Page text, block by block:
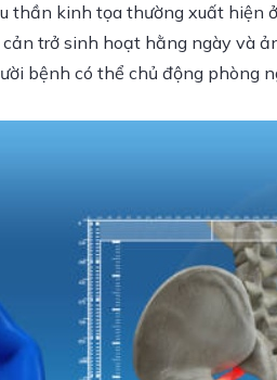
thần kinh tọa thường xuất hiện
trở sinh hoạt hằng ngày và
bệnh có thể chủ động phòng